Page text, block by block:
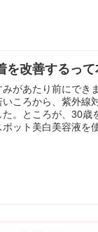
改善するって
があたり前にでき
ころから、紫外線
。ところが、30歳
ット美白美容液を